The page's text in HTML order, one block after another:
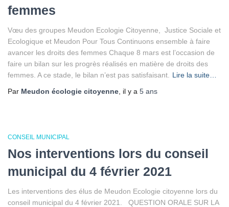
femmes
Vœu des groupes Meudon Ecologie Citoyenne, Justice Sociale et
Ecologique et Meudon Pour Tous Continuons ensemble à faire
avancer les droits des femmes Chaque 8 mars est l’occasion de
faire un bilan sur les progrès réalisés en matière de droits des
femmes. A ce stade, le bilan n’est pas satisfaisant.
Lire la suite…
Par Meudon écologie citoyenne , il y a 5 ans
CONSEIL MUNICIPAL
Nos interventions lors du conseil
municipal du 4 février 2021
Les interventions des élus de Meudon Ecologie citoyenne lors du
conseil municipal du 4 février 2021. QUESTION ORALE SUR LA